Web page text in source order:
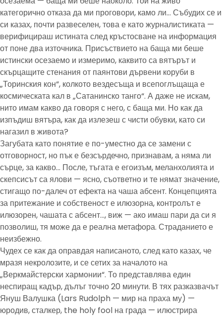
категорично отказа да ми проговори, камо ли… Събудих се и
си казах, почти развеселен, това е като журналистиката —
верифицираш истината след кръстосване на информация
от поне два източника. Присъствието на баща ми беше
истински осезаемо и измеримо, каквито са вятърът и
скърцащите стенания от паянтови дървени коруби в
„Торинския кон“, колкото вездесъща и всепоглъщаща е
космическата кал в „Сатанинско танго“. А даже не искам,
нито имам какво да говоря с него, с баща ми. Но как да
изпъдиш вятъра, как да излезеш с чисти обувки, като си
нагазил в живота?
Загубата като понятие е по-уместно да се замени с
отговорност, но пък е безсърдечно, признавам, а няма ли
сърце, за какво… После, тъгата е егоизъм, меланхолията и
скепсисът са ялови — ясно, съответно и те нямат значение,
стигащо по-далеч от ефекта на чаша абсент. Концепцията
за притежание и собственост е илюзорна, контролът е
илюзорен, чашата с абсент…, виж — ако имаш пари да си я
позволиш, тя може да е реална метафора. Страданието е
неизбежно.
Чудех се как да оправдая написаното, след като казах, че
мразя некролозите, и се сетих за началото на
„Веркмайстерски хармонии“. То представлява един
неспиращ кадър, дълъг точно 20 минути. В тях разказвачът
Януш Валушка (Lars Rudolph — мир на праха му) —
юродив, сталкер, the holy fool на града — илюстрира